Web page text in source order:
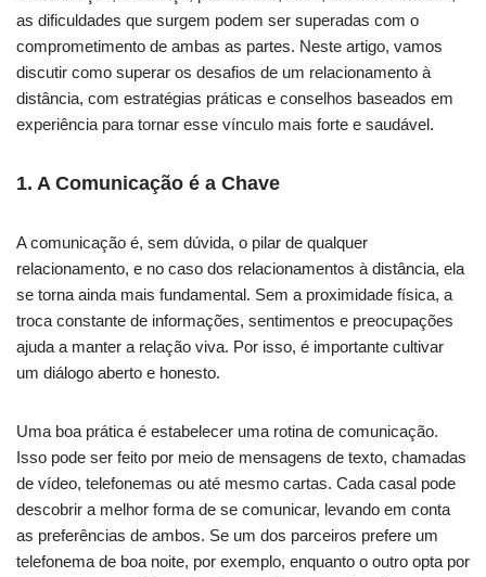
as dificuldades que surgem podem ser superadas com o
comprometimento de ambas as partes. Neste artigo, vamos
discutir como superar os desafios de um relacionamento à
distância, com estratégias práticas e conselhos baseados em
experiência para tornar esse vínculo mais forte e saudável.
1. A Comunicação é a Chave
A comunicação é, sem dúvida, o pilar de qualquer
relacionamento, e no caso dos relacionamentos à distância, ela
se torna ainda mais fundamental. Sem a proximidade física, a
troca constante de informações, sentimentos e preocupações
ajuda a manter a relação viva. Por isso, é importante cultivar
um diálogo aberto e honesto.
Uma boa prática é estabelecer uma rotina de comunicação.
Isso pode ser feito por meio de mensagens de texto, chamadas
de vídeo, telefonemas ou até mesmo cartas. Cada casal pode
descobrir a melhor forma de se comunicar, levando em conta
as preferências de ambos. Se um dos parceiros prefere um
telefonema de boa noite, por exemplo, enquanto o outro opta por